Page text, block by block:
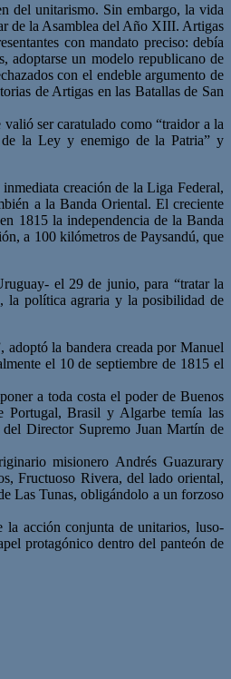
del unitarismo. Sin embargo, la vida
de la Asamblea del Año XIII. Artigas
con mandato preciso: debía
adoptarse un modelo republicano de
con el endeble argumento de
de Artigas en las Batallas de San
ser caratulado como “traidor a la
de la Ley y enemigo de la Patria” y
creación de la Liga Federal,
a la Banda Oriental. El creciente
1815 la independencia de la Banda
a 100 kilómetros de Paysandú, que
el 29 de junio, para “tratar la
la política agraria y la posibilidad de
la bandera creada por Manuel
el 10 de septiembre de 1815 el
a toda costa el poder de Buenos
Portugal, Brasil y Algarbe temía las
Director Supremo Juan Martín de
misionero Andrés Guazurary
Fructuoso Rivera, del lado oriental,
Las Tunas, obligándolo a un forzoso
la acción conjunta de unitarios, luso-
protagónico dentro del panteón de